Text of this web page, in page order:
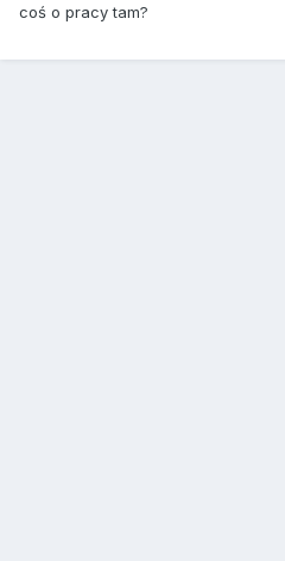
coś o pracy tam?